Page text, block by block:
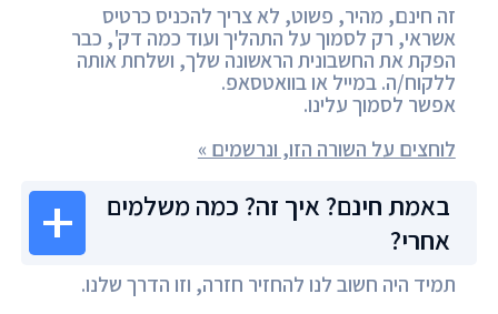
זה חינם, מהיר, פשוט, לא צריך להכניס כרטיס
אשראי, רק לסמוך על התהליך ועוד כמה דק', כבר
הפקת את החשבונית הראשונה שלך, ושלחת אותה
ללקוח/ה. במייל או בוואטסאפ.
אפשר לסמוך עלינו.
לוחצים על השורה הזו, ונרשמים »
באמת חינם? איך זה? כמה משלמים
אחרי?
תמיד היה חשוב לנו להחזיר חזרה, וזו הדרך שלנו.